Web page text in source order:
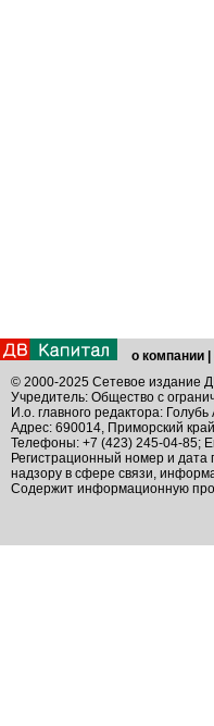
о компании
© 2000-2025 Сетевое издание
Учредитель: Общество с
И.о. главного редактора:
Адрес: 690014, Приморский
Телефоны: +7 (423) 245-04-85;
Регистрационный номер и
надзору в сфере связи,
Содержит информационную